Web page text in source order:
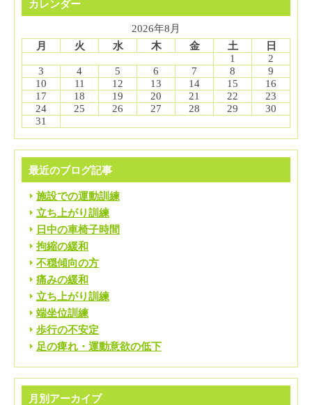
カレンダー
2026年8月
月
火 水 木 金 土
日
1
2
3
4 5 6 7 8
9
10
11 12 13 14 15
16
17
18 19 20 21 22
23
24
25 26 27 28 29
30
31
最近のブログ記事
施設での運動訓練
立ち上がり訓練
日中の車椅子時間
拘縮の緩和
不穏傾向の方
痛みの緩和
立ち上がり訓練
端坐位訓練
歩行の不安定
足の痺れ・運動意欲の低下
月別アーカイブ